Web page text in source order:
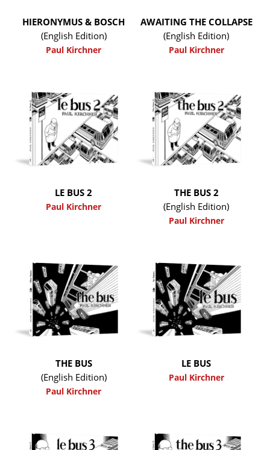
HIERONYMUS & BOSCH
(English Edition)
Paul Kirchner
AWAITING THE COLLAPSE
(English Edition)
Paul Kirchner
LE BUS 2
Paul Kirchner
THE BUS 2
(English Edition)
Paul Kirchner
THE BUS
(English Edition)
Paul Kirchner
LE BUS
Paul Kirchner